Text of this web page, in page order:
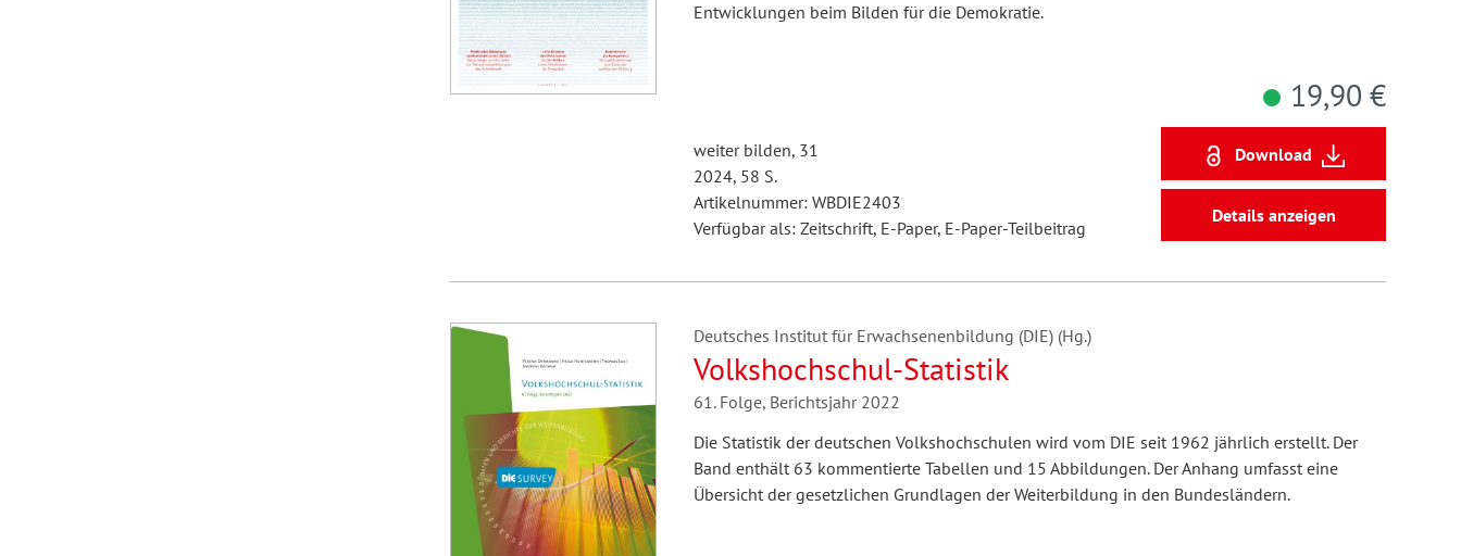
Entwicklungen beim Bilden für die Demokratie.
weiter bilden, 31
2024, 58 S.
Artikelnummer: WBDIE2403
Verfügbar als: Zeitschrift, E-Paper, E-Paper-Teilbeitrag
19,90 €
Download
Details anzeigen
Deutsches Institut für Erwachsenenbildung (DIE) (Hg.)
Volkshochschul-Statistik
61. Folge, Berichtsjahr 2022
Die Statistik der deutschen Volkshochschulen wird vom DIE seit 1962 jährlich erstellt. Der
Band enthält 63 kommentierte Tabellen und 15 Abbildungen. Der Anhang umfasst eine
Übersicht der gesetzlichen Grundlagen der Weiterbildung in den Bundesländern.